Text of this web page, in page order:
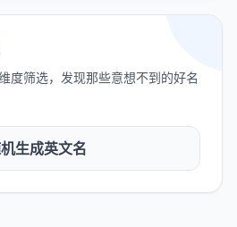
度筛选，发现那些意想不到的好名
生成英文名